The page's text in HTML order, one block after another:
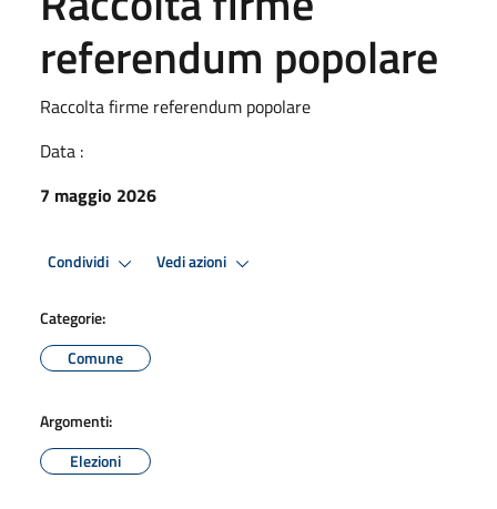
referendum popolare
Raccolta firme referendum popolare
Data :
7 maggio 2026
Condividi Vedi azioni
Categorie:
Comune
Argomenti:
Elezioni